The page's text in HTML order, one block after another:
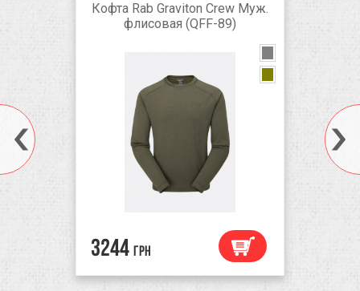
Кофта Rab Graviton Crew Муж.
флисовая (QFF-89)
3244 грн
blue